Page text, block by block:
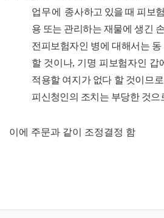
업무에 종사하고 있을 때 피보
용 또는 관리하는 재물에 생긴
전피보험자인 병에 대해서는 동
할 것이나, 기명 피보험자인 갑
적용할 여지가 없다 할 것이므로
피신청인의 조치는 부당한 것으
이에 주문과 같이 조정결정 함